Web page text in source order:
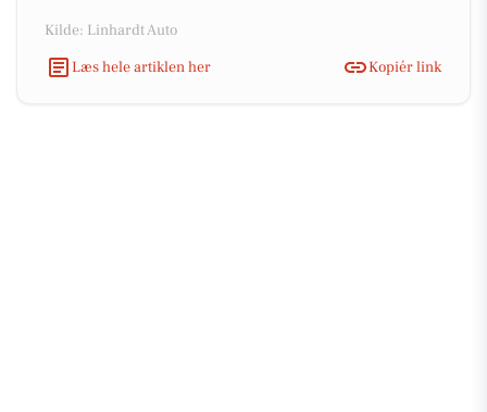
Kilde: Linhardt Auto
Læs hele artiklen her
Kopiér link